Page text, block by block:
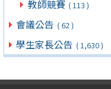
教師競賽 ( 113 )
會議公告 ( 62 )
學生家長公告 ( 1,630 )